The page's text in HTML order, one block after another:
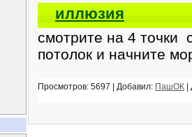
иллюзия
смотрите на 4 точки
потолок и начните
Просмотров: 5697 | Добавил: ПашОК